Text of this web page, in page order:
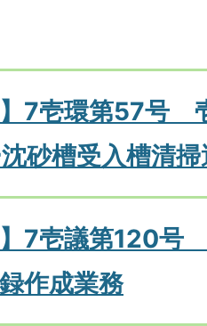
】7壱環第57号
砂槽受入槽清
】7壱議第120
作成業務